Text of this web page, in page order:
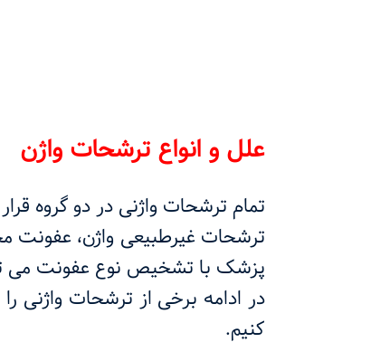
علل و انواع ترشحات واژن
تمام ترشحات واژنی در دو گروه
ترشحات غیرطبیعی واژن، عفونت
پزشک با تشخیص نوع عفونت می
در ادامه برخی از ترشحات
کنیم.